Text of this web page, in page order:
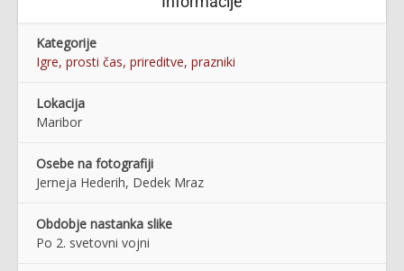
Kategorije
Igre, prosti čas, prireditve, prazniki
Lokacija
Maribor
Osebe na fotografiji
Jerneja Hederih, Dedek Mraz
Obdobje nastanka slike
Po 2. svetovni vojni